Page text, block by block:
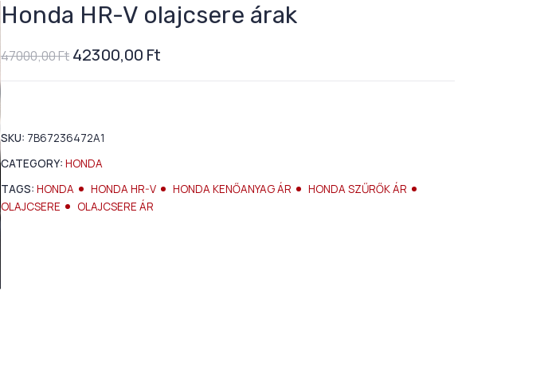
Honda HR-V olajcsere árak
47000,00Ft 42300,00 Ft
SKU: 7B67236472A1
CATEGORY: HONDA
TAGS: HONDA HONDA HR-V HONDA KENŐANYAG ÁR
HONDA SZŰRŐK ÁR
OLAJCSERE
OLAJCSERE ÁR